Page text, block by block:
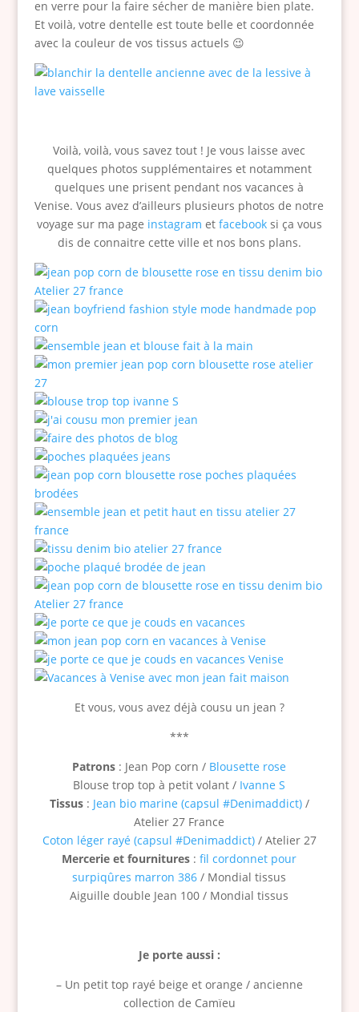
en verre pour la faire sécher de manière bien plate.
Et voilà, votre dentelle est toute belle et coordonnée
avec la couleur de vos tissus actuels 😉
Voilà, voilà, vous savez tout ! Je vous laisse avec
quelques photos supplémentaires et notamment
quelques une prisent pendant nos vacances à
Venise. Vous avez d’ailleurs plusieurs photos de notre
voyage sur ma page instagram et facebooksi ça vous
dis de connaitre cette ville et nos bons plans.
Et vous, vous avez déjà cousu un jean ?
***
Patrons : Jean Pop corn / Blousette rose
Blouse trop top à petit volant / Ivanne S
Tissus: Jean bio marine (capsul #Denimaddict)/
Atelier 27 France
Coton léger rayé (capsul #Denimaddict)/ Atelier 27
Mercerie et fournitures :fil cordonnet pour
surpiqûres marron 386 / Mondial tissus
Aiguille double Jean 100 / Mondial tissus
Je porte aussi :
– Un petit top rayé beige et orange / ancienne
collection de Camïeu